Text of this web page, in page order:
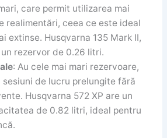
care permit utilizarea mai
realimentări, ceea ce este ideal
extinse. Husqvarna 135 Mark II,
rezervor de 0.26 litri.
: Au cele mai mari rezervoare,
de lucru prelungite fără
Husqvarna 572 XP are un
de 0.82 litri, ideal pentru